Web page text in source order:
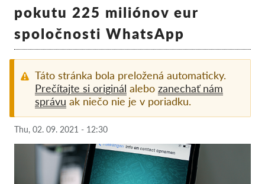
orgánov
Rozhodnutia pre jednotlivé
Exercise your rights!
Pordporte nás!
Členstvo
Príspevky
pokutu 225 miliónov eur
spoločnosti WhatsApp
Táto stránka bola preložená automaticky.
Prečítajte si originál alebo zanechať nám
správu ak niečo nie je v poriadku.
Thu, 02. 09. 2021 - 12:30